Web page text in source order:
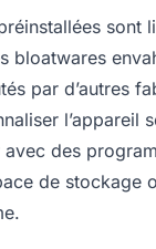
sont
bloatwares
par d’autres
l’appareil
avec des
de stockage